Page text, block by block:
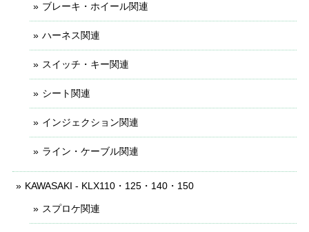
ブレーキ・ホイール関連
ハーネス関連
スイッチ・キー関連
シート関連
インジェクション関連
ライン・ケーブル関連
KAWASAKI - KLX110・125・140・150
スプロケ関連